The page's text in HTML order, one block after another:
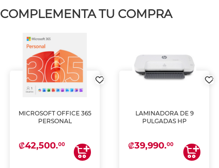
COMPLEMENTA TU COMPRA
MICROSOFT OFFICE 365
PERSONAL
₡42,500.00
LAMINADORA DE 9
PULGADAS HP
₡39,990.00